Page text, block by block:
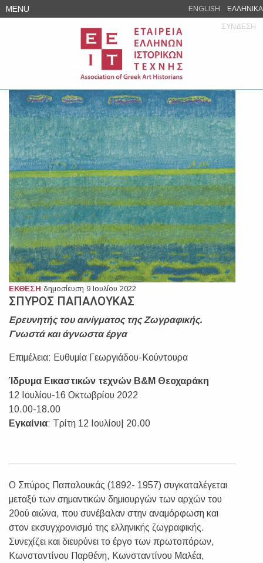
Skip
to
MENU ENGLISH ΕΛΛΗΝΙΚΑ
ΣΥΝΔΕΣΗ
ΕΚΘΕΣΗ δημοσίευση 9 Ιουλίου 2022
ΣΠΥΡΟΣ ΠΑΠΑΛΟΥΚΑΣ
Ερευνητής του αινίγματος της Ζωγραφικής.
Γνωστά και άγνωστα έργα
Επιμέλεια: Ευθυμία Γεωργιάδου-Κούντουρα
Ίδρυμα Εικαστικών τεχνών Β&Μ Θεοχαράκη
12 Ιουλίου-16 Οκτωβρίου 2022
10.00-18.00
Εγκαίνια: Τρίτη 12 Ιουλίου| 20.00
Ο Σπύρος Παπαλουκάς (1892- 1957) συγκαταλέγεται
μεταξύ των σημαντικών δημιουργών των αρχών του
20ού αιώνα, που συνέβαλαν στην αναμόρφωση και
στον εκσυγχρονισμό της ελληνικής ζωγραφικής.
Συνεχίζει και διευρύνει το έργο των πρωτοπόρων,
Κωνσταντίνου Παρθένη, Κωνσταντίνου Μαλέα,